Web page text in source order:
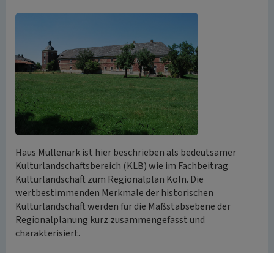
Haus Müllenark ist hier beschrieben als bedeutsamer
Kulturlandschaftsbereich (KLB) wie im Fachbeitrag
Kulturlandschaft zum Regionalplan Köln. Die
wertbestimmenden Merkmale der historischen
Kulturlandschaft werden für die Maßstabsebene der
Regionalplanung kurz zusammengefasst und
charakterisiert.